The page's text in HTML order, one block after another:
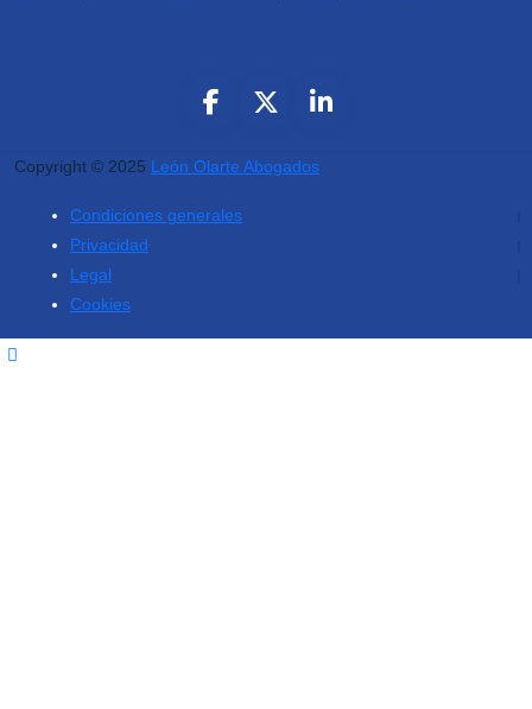
Copyright © 2025 León Olarte Abogados
Condiciones generales
Privacidad
Legal
Cookies